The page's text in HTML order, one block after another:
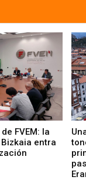
FVEM: la
entra